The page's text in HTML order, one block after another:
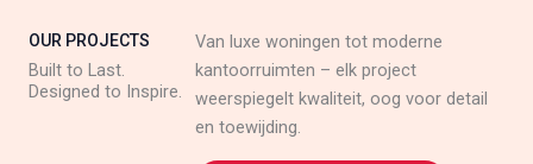
OUR PROJECTS
Built to Last.
Designed to Inspire.
Van luxe woningen tot moderne
kantoorruimten – elk project
weerspiegelt kwaliteit, oog voor detail
en toewijding.